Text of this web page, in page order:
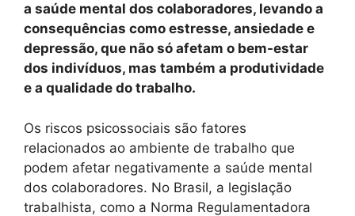
a saúde mental dos colaboradores, levando a
consequências como estresse, ansiedade e
depressão, que não só afetam o bem-estar
dos indivíduos, mas também a produtividade
e a qualidade do trabalho.
Os riscos psicossociais são fatores
relacionados ao ambiente de trabalho que
podem afetar negativamente a saúde mental
dos colaboradores. No Brasil, a legislação
trabalhista, como a Norma Regulamentadora